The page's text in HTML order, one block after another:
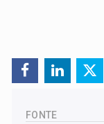
FONTE